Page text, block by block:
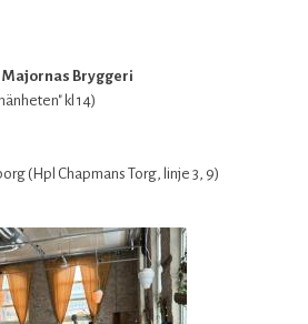
Majornas Bryggeri
kl 14)
(Hpl Chapmans Torg, linje 3, 9)